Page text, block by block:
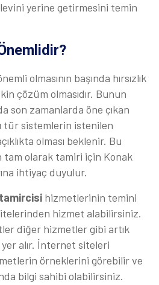
yerine getirmesini temin
olmasının başında hırsızlık
çözüm olmasıdır. Bunun
son zamanlarda öne çıkan
tür sistemlerin istenilen
olması beklenir. Bu
tam olarak tamiri için Konak
ihtiyaç duyulur.
hizmetlerinin temini
hizmet alabilirsiniz.
diğer hizmetler gibi artık
alır. İnternet siteleri
örneklerini görebilir ve
bilgi sahibi olabilirsiniz.